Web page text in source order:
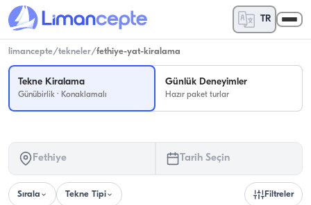
TR
limancepte/tekneler/fethiye-yat-kiralama
Tekne Kiralama
Günübirlik · Konaklamalı
Günlük Deneyimler
Hazır paket turlar
Fethiye Tarih Seçin
Sırala Tekne Tipi Filtreler